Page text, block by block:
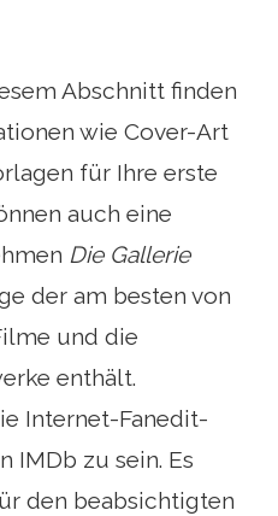
Abschnitt finden
wie Cover-Art
für Ihre erste
auch eine
Die Gallerie
der am besten von
und die
enthält.
Internet-Fanedit-
IMDb zu sein. Es
den beabsichtigten